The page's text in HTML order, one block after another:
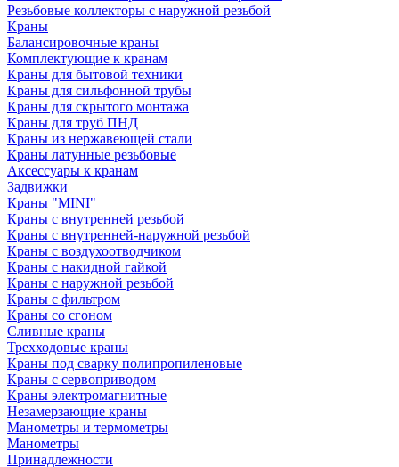
Резьбовые коллекторы с наружной резьбой
Краны
Балансировочные краны
Комплектующие к кранам
Краны для бытовой техники
Краны для сильфонной трубы
Краны для скрытого монтажа
Краны для труб ПНД
Краны из нержавеющей стали
Краны латунные резьбовые
Аксессуары к кранам
Задвижки
Краны "MINI"
Краны с внутренней резьбой
Краны с внутренней-наружной резьбой
Краны с воздухоотводчиком
Краны с накидной гайкой
Краны с наружной резьбой
Краны с фильтром
Краны со сгоном
Сливные краны
Трехходовые краны
Краны под сварку полипропиленовые
Краны с сервоприводом
Краны электромагнитные
Незамерзающие краны
Манометры и термометры
Манометры
Принадлежности